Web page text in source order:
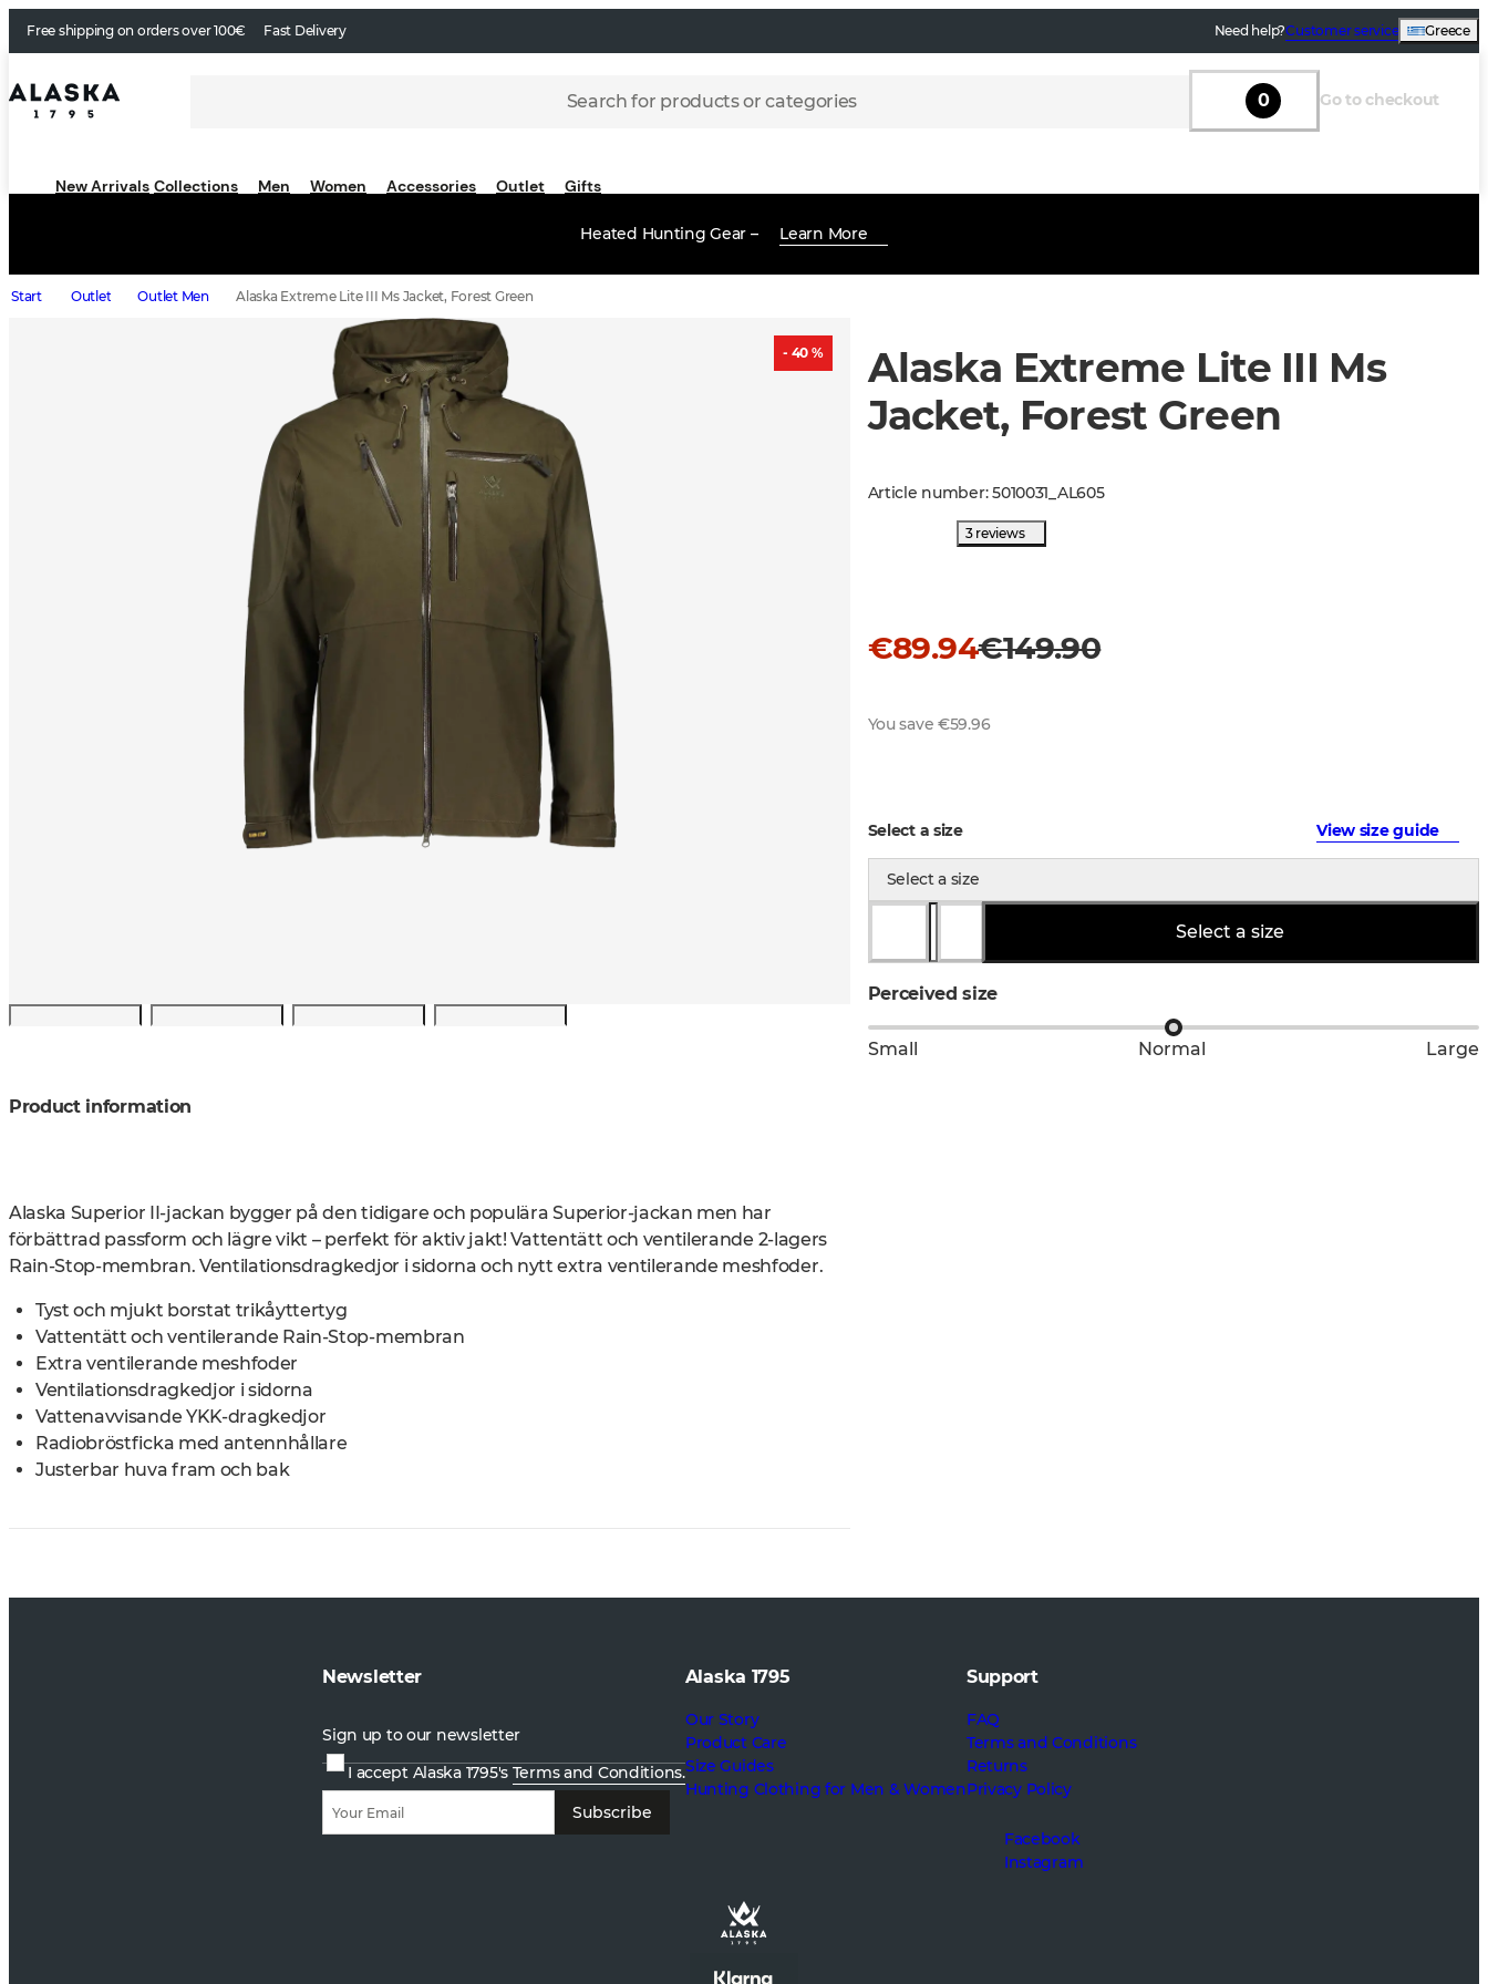
Free shipping on orders over 100€ Fast Delivery Need help?Customer service Greece
Search for products or categories 0 Go to checkout
New Arrivals Collections Men Women Accessories Outlet Gifts
Heated Hunting Gear – Learn More
Start Outlet Outlet Men Alaska Extreme Lite III Ms Jacket, Forest Green
- 40 %
Product information
Alaska Superior II-jackan bygger på den tidigare och populära Superior-jackan men har
förbättrad passform och lägre vikt – perfekt för aktiv jakt! Vattentätt och ventilerande 2-lagers
Rain-Stop-membran. Ventilationsdragkedjor i sidorna och nytt extra ventilerande meshfoder.
Tyst och mjukt borstat trikåyttertyg
Vattentätt och ventilerande Rain-Stop-membran
Extra ventilerande meshfoder
Ventilationsdragkedjor i sidorna
Vattenavvisande YKK-dragkedjor
Radiobröstficka med antennhållare
Justerbar huva fram och bak
Alaska Extreme Lite III Ms
Jacket, Forest Green
Article number:5010031 AL605
3 reviews
€89.94€149.90
You save €59.96
Select a size View size guide
Select a size
Select a size
Perceived size
Small Normal Large
Newsletter
Sign up to our newsletter
I accept Alaska 1795's Terms and Conditions.
Subscribe
Alaska 1795
Our Story
Product Care
Size Guides
Hunting Clothing for Men & Women
Support
FAQ
Terms and Conditions
Returns
Privacy Policy
Facebook
Instagram